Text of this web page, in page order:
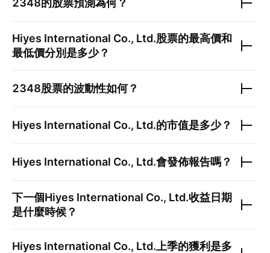
2348的股票預測為何？
Hiyes International Co., Ltd.股票的最高價和
最低價分別是多少？
2348股票的波動性如何？
Hiyes International Co., Ltd.的市值是多少？
Hiyes International Co., Ltd.會發佈報告嗎？
下一個Hiyes International Co., Ltd.收益日期
是什麼時候？
Hiyes International Co., Ltd. 上季的獲利是多